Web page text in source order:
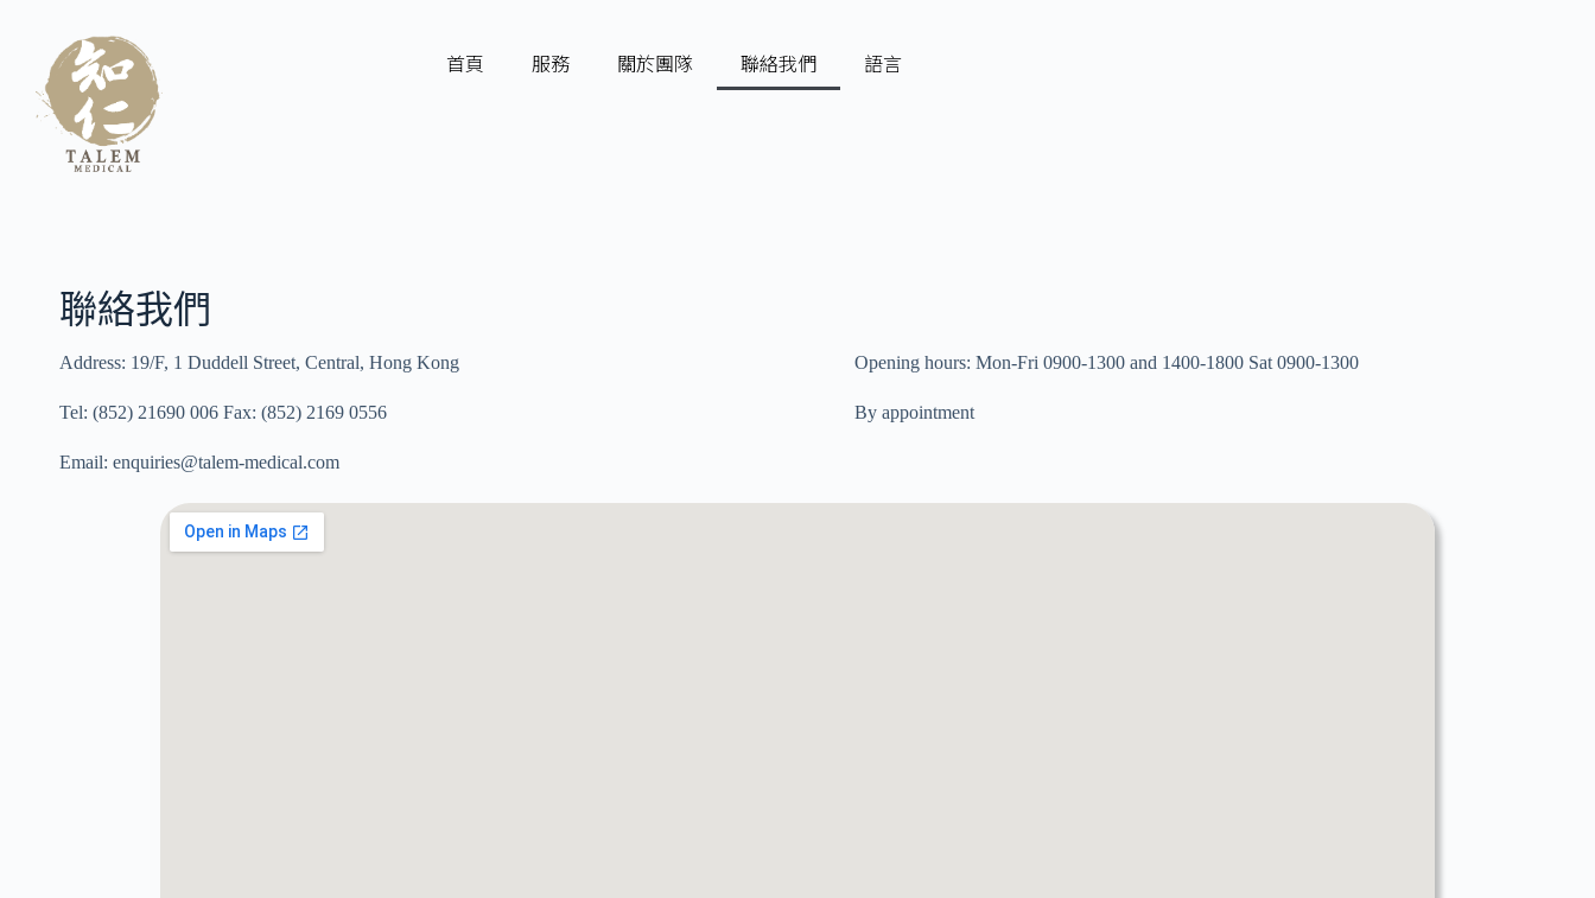
首頁 服務 關於團隊 聯絡我們 語言
聯絡我們
Address: 19/F, 1 Duddell Street, Central, Hong Kong
Tel: (852) 21690 006 Fax: (852) 2169 0556
Email: enquiries@talem-medical.com
Opening hours: Mon-Fri 0900-1300 and 1400-1800 Sat 0900-1300
By appointment